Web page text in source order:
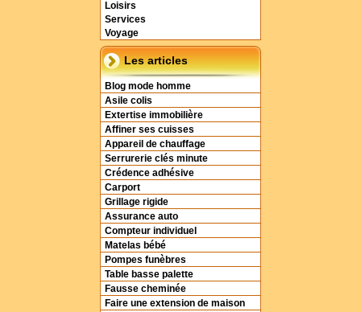
Loisirs
Services
Voyage
Les articles
Blog mode homme
Asile colis
Extertise immobilière
Affiner ses cuisses
Appareil de chauffage
Serrurerie clés minute
Crédence adhésive
Carport
Grillage rigide
Assurance auto
Compteur individuel
Matelas bébé
Pompes funèbres
Table basse palette
Fausse cheminée
Faire une extension de maison